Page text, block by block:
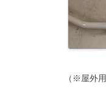
（※屋外